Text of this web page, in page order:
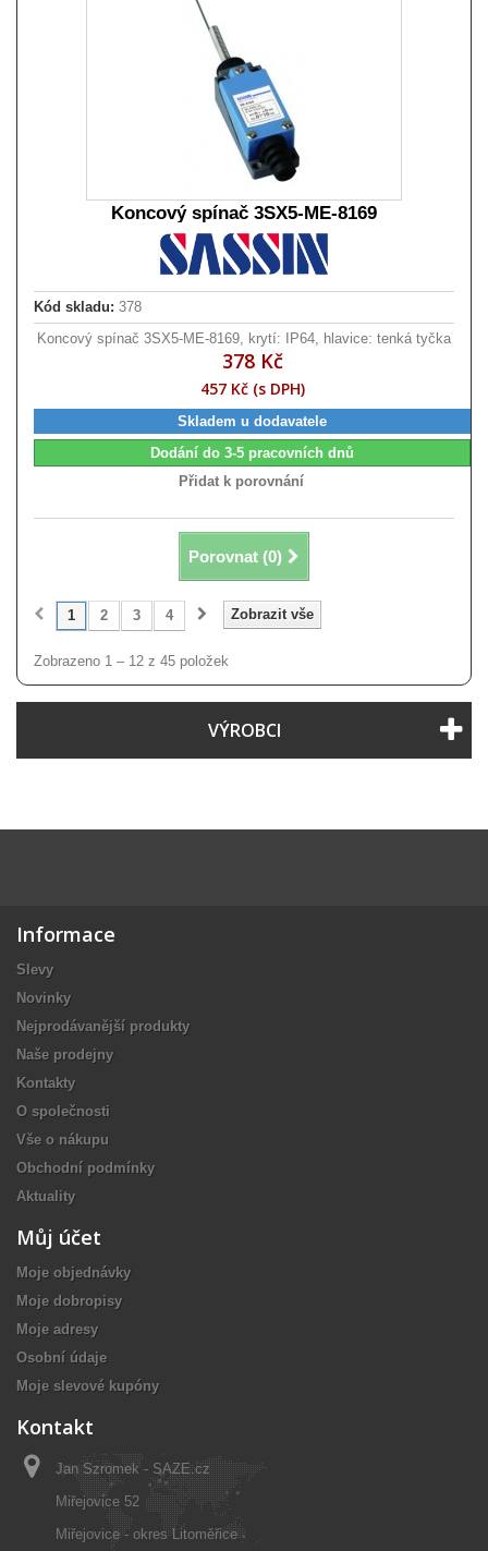
Koncový spínač 3SX5-ME-8169
Kód skladu: 378
Koncový spínač 3SX5-ME-8169, krytí: IP64, hlavice: tenká tyčka
378 Kč
457 Kč (s DPH)
Skladem u dodavatele
Dodání do 3-5 pracovních dnů
Přidat k porovnání
Porovnat (0)
Zobrazit vše
1 2 3 4
Zobrazeno 1 – 12 z 45 položek
VÝROBCI
Informace
Slevy
Novinky
Nejprodávanější produkty
Naše prodejny
Kontakty
O společnosti
Vše o nákupu
Obchodní podmínky
Aktuality
Můj účet
Moje objednávky
Moje dobropisy
Moje adresy
Osobní údaje
Moje slevové kupóny
Kontakt
Jan Szromek - SAZE.cz
Miřejovice 52
Miřejovice - okres Litoměřice